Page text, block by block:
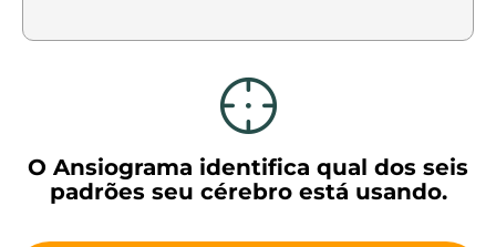
O Ansiograma identifica qual dos seis
padrões seu cérebro está usando.